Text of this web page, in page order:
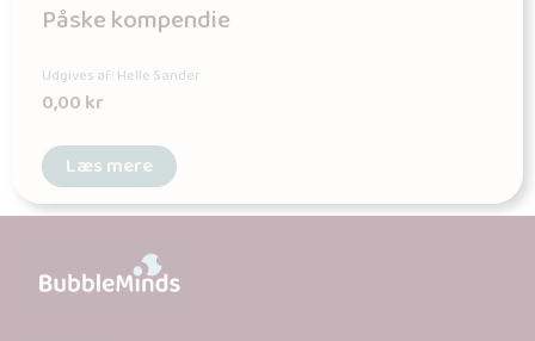
Påske kompendie
Udgives af: Helle Sander
0,00kr
Læs mere